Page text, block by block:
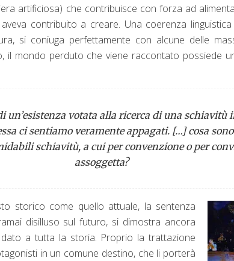
artificiosa) che contribuisce con forza ad
contribuito a creare. Una coerenza
si coniuga perfettamente con alcune delle
il mondo perduto che viene raccontato possiede
un’esistenza votata alla ricerca di una schiavitù
ci sentiamo veramente appagati. […] cosa
schiavitù, a cui per convenzione o per
assoggetta?
storico come quello attuale, la sentenza
disilluso sul futuro, si dimostra ancora
a tutta la storia. Proprio la trattazione
in un comune destino, che li porterà